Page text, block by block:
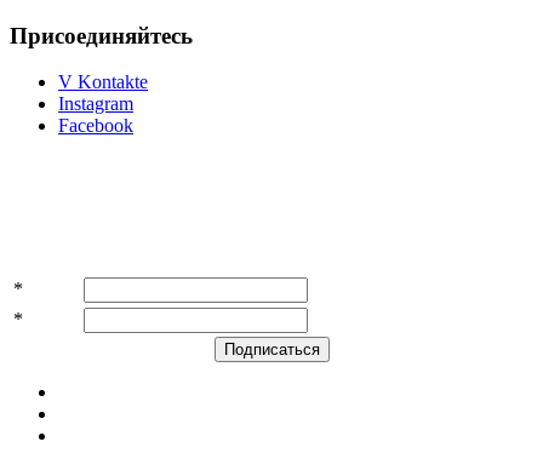
Присоединяйтесь
V Kontakte
Instagram
Facebook
*
*